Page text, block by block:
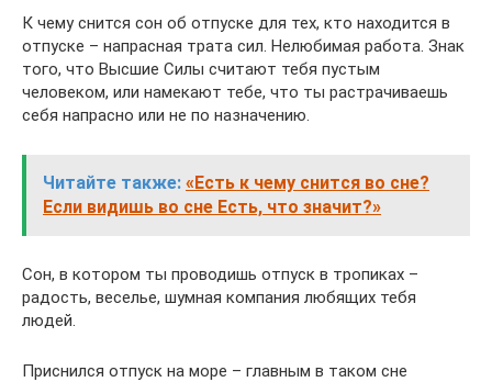
К чему снится сон об отпуске для тех, кто находится в
отпуске – напрасная трата сил. Нелюбимая работа. Знак
того, что Высшие Силы считают тебя пустым
человеком, или намекают тебе, что ты растрачиваешь
себя напрасно или не по назначению.
Читайте также: «Есть к чему снится во сне?
Если видишь во сне Есть, что значит?»
Сон, в котором ты проводишь отпуск в тропиках –
радость, веселье, шумная компания любящих тебя
людей.
Приснился отпуск на море – главным в таком сне